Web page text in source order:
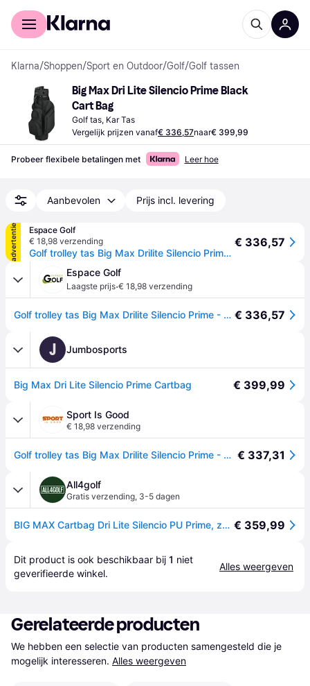
Voor shoppers
Klarna/Shoppen/Sport en Outdoor/Golf/Golf tassen
Big Max Dri Lite Silencio Prime Black
Cart Bag
Golf tas, Kar Tas
Vergelijk prijzen vanaf€ 336,57naar€ 399,99
Probeer flexibele betalingen met Leer hoe
Aanbevolen Prijs incl. levering
advertentie
Espace Golf
€ 18,98 verzending
Golf trolley tas Big Max Drilite Silencio Prime - Noir
€ 336,57
Espace Golf
Laagste prijs·€ 18,98 verzending
Golf trolley tas Big Max Drilite Silencio Prime - Noir € 336,57
J Jumbosports
Big Max Dri Lite Silencio Prime Cartbag € 399,99
Sport Is Good
€ 18,98 verzending
Golf trolley tas Big Max Drilite Silencio Prime - Noir € 337,31
All4golf
Gratis verzending, 3-5 dagen
BIG MAX Cartbag Dri Lite Silencio PU Prime, zwart € 359,99
Dit product is ook beschikbaar bij 1 niet
geverifieerde winkel.
Alles weergeven
Gerelateerde producten
We hebben een selectie van producten samengesteld die je
mogelijk interesseren. Alles weergeven